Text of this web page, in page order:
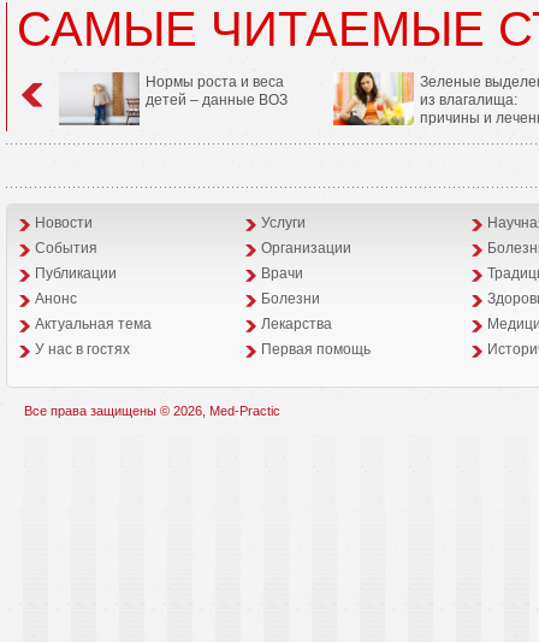
САМЫЕ ЧИТАЕМЫЕ
Нормы роста и веса
детей – данные ВОЗ
Зеленые
из влагалища:
причины и
Новости Услуги
События
Организации
Публикации
Врачи
Анонс
Болезни
Aктуальная тема
Лекарства
У нас в гостях
Первая помощь
Все права защищены © 2026, Med-Practic